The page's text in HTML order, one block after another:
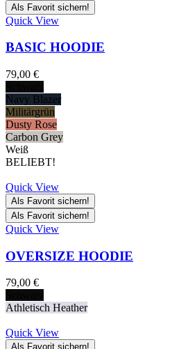
Als Favorit sichern!
Quick View
BASIC HOODIE
79,00 €
Navy Blazer
Militärgrün
Dusty Rose
Carbon Grey
Weiß
BELIEBT!
Quick View
Als Favorit sichern!
Als Favorit sichern!
Quick View
OVERSIZE HOODIE
79,00 €
Athletisch Heather
Quick View
Als Favorit sichern!